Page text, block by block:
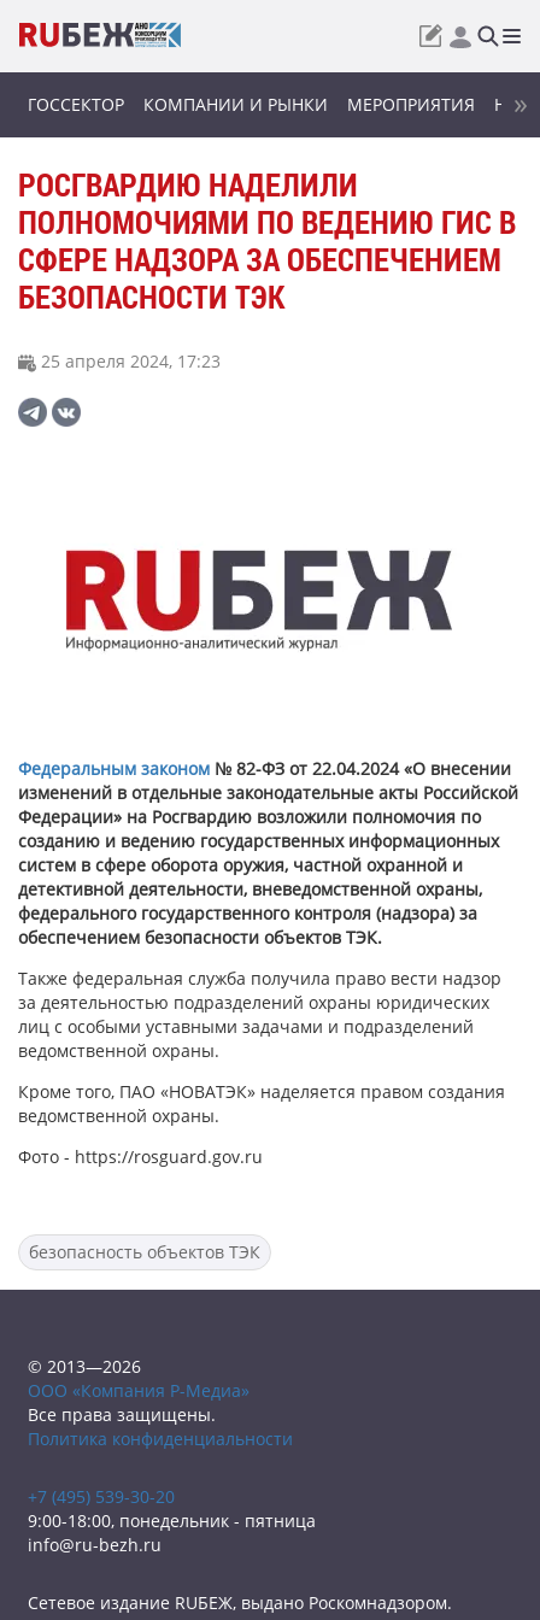
ГОССЕКТОР КОМПАНИИ И РЫНКИ МЕРОПРИЯТИЯ
РОСГВАРДИЮ НАДЕЛИЛИ
ПОЛНОМОЧИЯМИ ПО ВЕДЕНИЮ ГИС В
СФЕРЕ НАДЗОРА ЗА ОБЕСПЕЧЕНИЕМ
БЕЗОПАСНОСТИ ТЭК
25 апреля 2024, 17:23
Федеральным законом № 82-ФЗ от 22.04.2024 «О внесении
изменений в отдельные законодательные акты Российской
Федерации» на Росгвардию возложили полномочия по
созданию и ведению государственных информационных
систем в сфере оборота оружия, частной охранной и
детективной деятельности, вневедомственной охраны,
федерального государственного контроля (надзора) за
обеспечением безопасности объектов ТЭК.
Также федеральная служба получила право вести надзор
за деятельностью подразделений охраны юридических
лиц с особыми уставными задачами и подразделений
ведомственной охраны.
Кроме того, ПАО «НОВАТЭК» наделяется правом создания
ведомственной охраны.
Фото - https://rosguard.gov.ru
безопасность объектов ТЭК
© 2013—2026
ООО «Компания Р-Медиа»
Все права защищены.
Политика конфиденциальности
+7 (495) 539-30-20
9:00-18:00, понедельник - пятница
info@ru-bezh.ru
Сетевое издание RUБЕЖ, выдано Роскомнадзором.